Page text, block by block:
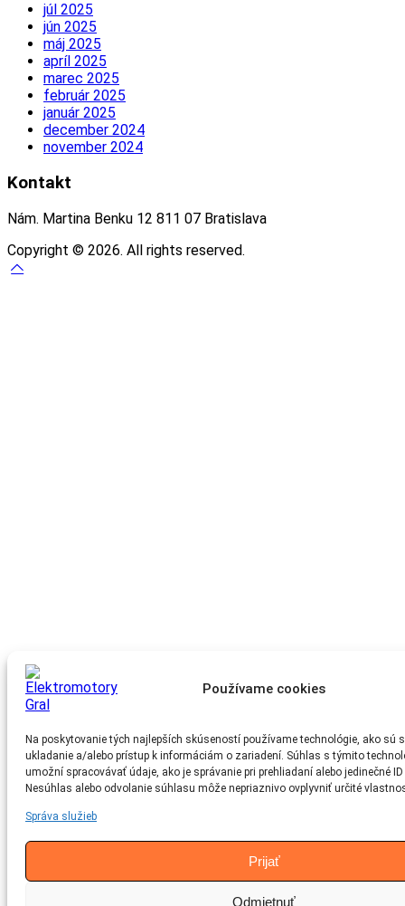
Používame cookies
Na poskytovanie tých najlepších skúseností používame technológie, ako sú
ukladanie a/alebo prístup k informáciám o zariadení. Súhlas s týmito
umožní spracovávať údaje, ako je správanie pri prehliadaní alebo jedinečné
Nesúhlas alebo odvolanie súhlasu môže nepriaznivo ovplyvniť určité
Správa služieb
Prijať
Odmietnuť
júl 2025
jún 2025
máj 2025
apríl 2025
marec 2025
február 2025
január 2025
december 2024
november 2024
Kontakt
Nám. Martina Benku 12 811 07 Bratislava
Copyright © 2026. All rights reserved.